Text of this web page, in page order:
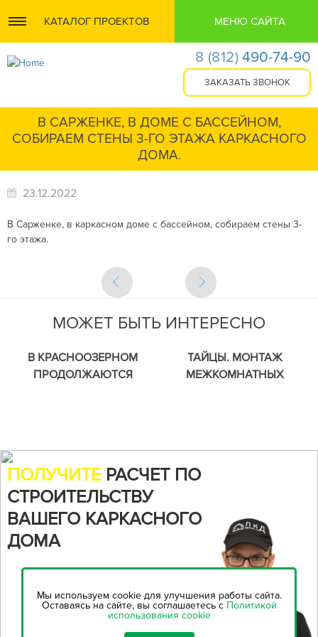
КАТАЛОГ ПРОЕКТОВ МЕНЮ САЙТА
8 (812) 490-74-90
В САРЖЕНКЕ, В ДОМЕ С БАССЕЙНОМ,
СОБИРАЕМ СТЕНЫ 3-ГО ЭТАЖА КАРКАСНОГО
ДОМА.
23.12.2022
В Сарженке, в каркасном доме с бассейном, собираем стены 3-
го этажа.
МОЖЕТ БЫТЬ ИНТЕРЕСНО
В КРАСНООЗЕРНОМ
ПРОДОЛЖАЮТСЯ
ТАЙЦЫ. МОНТАЖ
МЕЖКОМНАТНЫХ
ПОЛУЧИТЕ РАСЧЕТ ПО
СТРОИТЕЛЬСТВУ
ВАШЕГО КАРКАСНОГО
ДОМА
Воспользуйтесь нашим
онлайн-калькулятором,
рассчитать стоимость
Мы используем cookie для улучшения работы сайта.
Оставаясь на сайте, вы соглашаетесь с Политикой
использования cookie